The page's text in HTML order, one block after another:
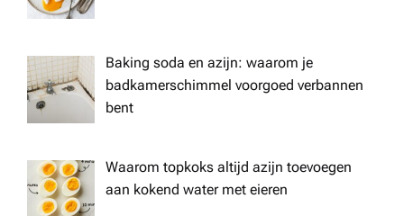
Baking soda en azijn: waarom je
badkamerschimmel voorgoed verbannen
bent
Waarom topkoks altijd azijn toevoegen
aan kokend water met eieren